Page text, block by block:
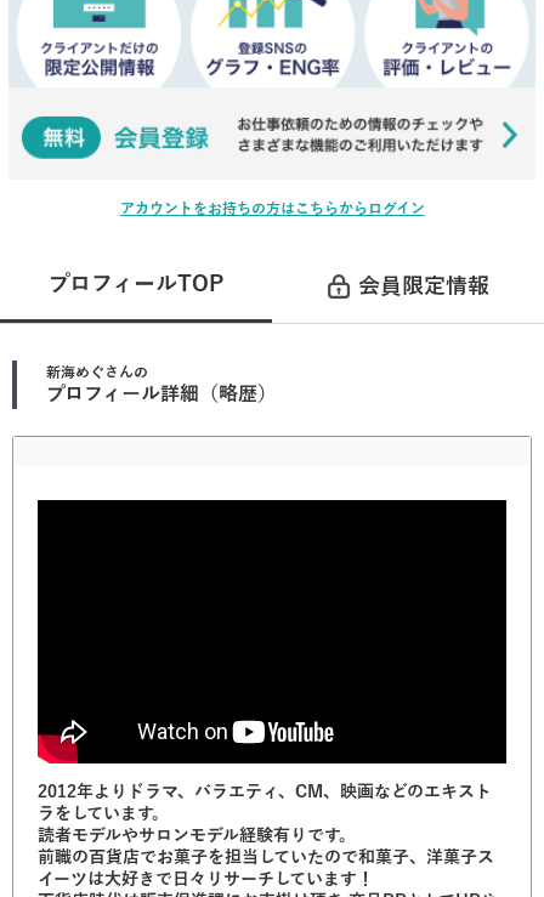
アカウントをお持ちの方はこちらからログイン
プロフィールTOP 会員限定情報
新海めぐ さんの
プロフィール詳細（略歴）
2012年よりドラマ、バラエティ、CM、映画などのエキスト
ラをしています。
読者モデルやサロンモデル経験有りです。
前職の百貨店でお菓子を担当していたので和菓子、洋菓子ス
イーツは大好きで日々リサーチしています！